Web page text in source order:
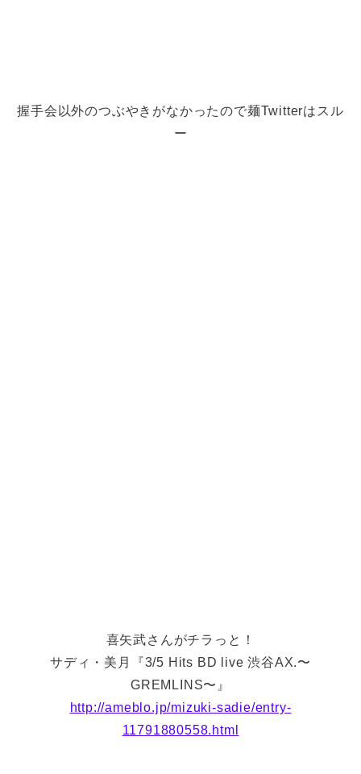
握手会以外のつぶやきがなかったので麺Twitterはスル
ー
喜矢武さんがチラっと！
サディ・美月『3/5 Hits BD live 渋谷AX.〜
GREMLINS〜』
http://ameblo.jp/mizuki-sadie/entry-
11791880558.html